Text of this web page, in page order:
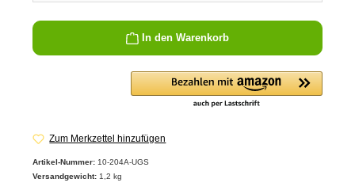
In den Warenkorb
Zum Merkzettel hinzufügen
Artikel-Nummer: 10-204A-UGS
Versandgewicht: 1,2 kg